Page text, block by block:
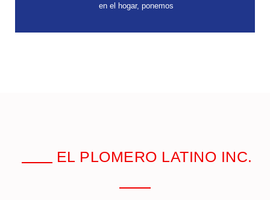
en el hogar, ponemos
EL PLOMERO LATINO INC.